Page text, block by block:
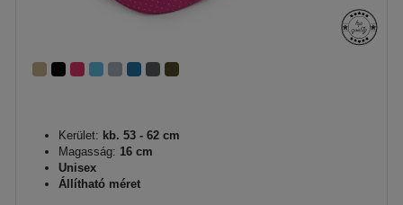
Kerület: kb. 53 - 62 cm
Magasság: 16 cm
Unisex
Állítható méret